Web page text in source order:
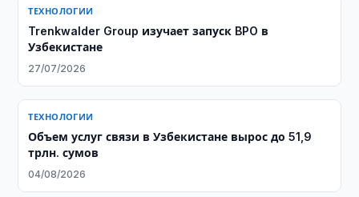
ТЕХНОЛОГИИ
Trenkwalder Group изучает запуск BPO в
Узбекистане
27/07/2026
ТЕХНОЛОГИИ
Объем услуг связи в Узбекистане вырос до 51,9
трлн. сумов
04/08/2026